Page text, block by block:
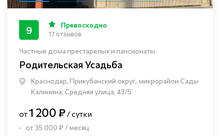
Частные дома престарелых и пансионаты
Родительская Усадьба
Краснодар, Прикубанский округ, микрорайон Сады
Калинина, Средняя улица, 43/5
9 Превосходно
17 отзывов
от1 200 ₽ / сутки
от 35 000 ₽ / месяц